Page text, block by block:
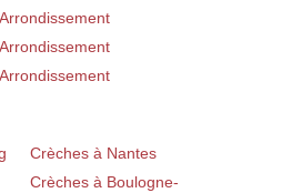
Crèches à Nantes
Crèches à Boulogne-